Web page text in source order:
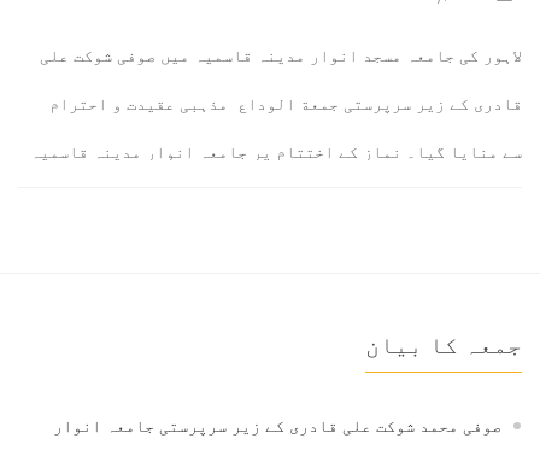
لاہور کی جامعہ مسجد انوار مدینہ قاسمیہ میں صوفی شوکت علی
قادری کے زیر سرپرستی جمعة الوداع مذہبی عقیدت و احترام
سے منایا گیا۔ نماز کے اختتام پر جامعہ انوار مدینہ قاسمیہ
جمعہ کا بیان
صوفی محمد شوکت علی قادری کے زیر سرپرستی جامعہ انوار